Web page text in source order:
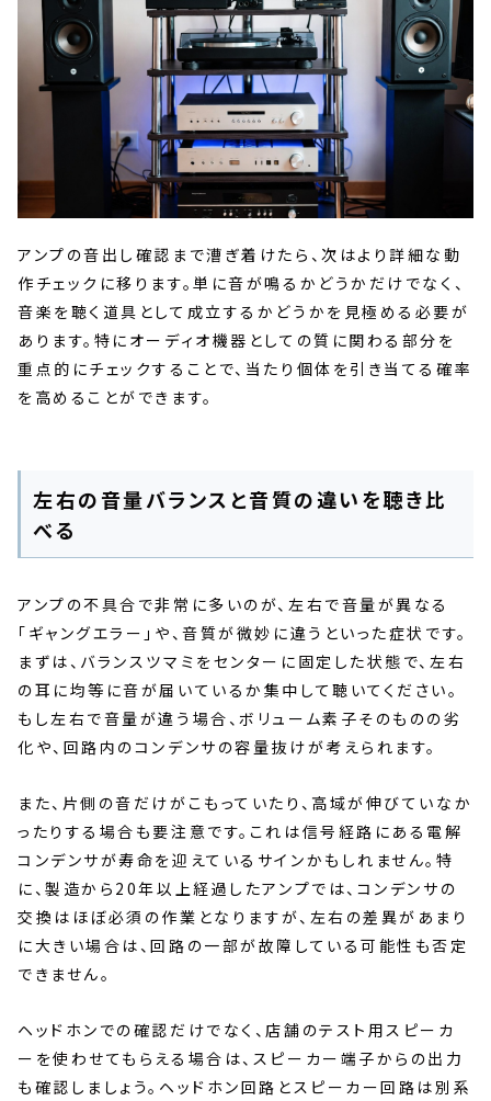
アンプの音出し確認まで漕ぎ着けたら、次はより詳細な動
作チェックに移ります。単に音が鳴るかどうかだけでなく、
音楽を聴く道具として成立するかどうかを見極める必要が
あります。特にオーディオ機器としての質に関わる部分を
重点的にチェックすることで、当たり個体を引き当てる確率
を高めることができます。
左右の音量バランスと音質の違いを聴き比
べる
アンプの不具合で非常に多いのが、左右で音量が異なる
「ギャングエラー」や、音質が微妙に違うといった症状です。
まずは、バランスツマミをセンターに固定した状態で、左右
の耳に均等に音が届いているか集中して聴いてください。
もし左右で音量が違う場合、ボリューム素子そのものの劣
化や、回路内のコンデンサの容量抜けが考えられます。
また、片側の音だけがこもっていたり、高域が伸びていなか
ったりする場合も要注意です。これは信号経路にある電解
コンデンサが寿命を迎えているサインかもしれません。特
に、製造から20年以上経過したアンプでは、コンデンサの
交換はほぼ必須の作業となりますが、左右の差異があまり
に大きい場合は、回路の一部が故障している可能性も否定
できません。
ヘッドホンでの確認だけでなく、店舗のテスト用スピーカ
ーを使わせてもらえる場合は、スピーカー端子からの出力
も確認しましょう。ヘッドホン回路とスピーカー回路は別系